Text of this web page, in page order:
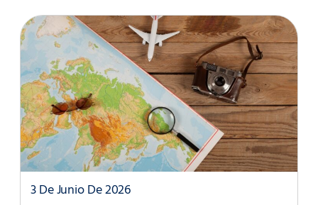
3 De Junio De 2026